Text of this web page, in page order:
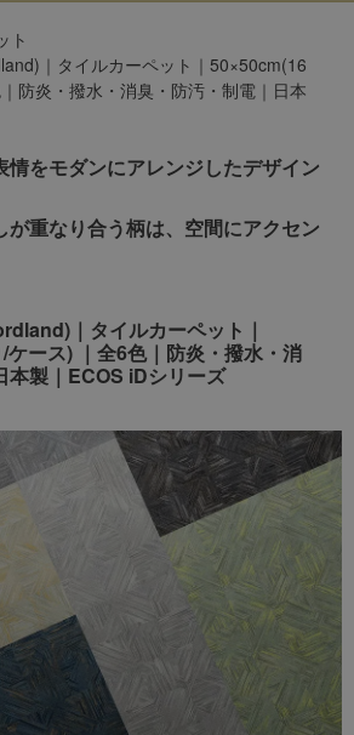
。 この地震の影響により、現在、一
物のお届けに遅れが生じておりま
お荷物
お荷物
や交通規制などにより、対象地域や
更となる場合がございます。
上げます。
日(火)～2026年8月16日(日)
す。
ては自動返信メールは届きますが、
ールの送信、当店へのお問い合わせ
ます。 休業明けから順次送信させて
しくお願いいたします。
なりますため、休業期間中のご注文
月18日(火)
ト
｜タイルカーペット｜50×50cm(16
防炎・撥水・消臭・防汚・制電｜日本
情をモダンにアレンジしたデザイン
が重なり合う柄は、空間にアクセン
｜タイルカーペット｜
ース) ｜全6色｜防炎・撥水・消
本製｜ECOS iDシリーズ